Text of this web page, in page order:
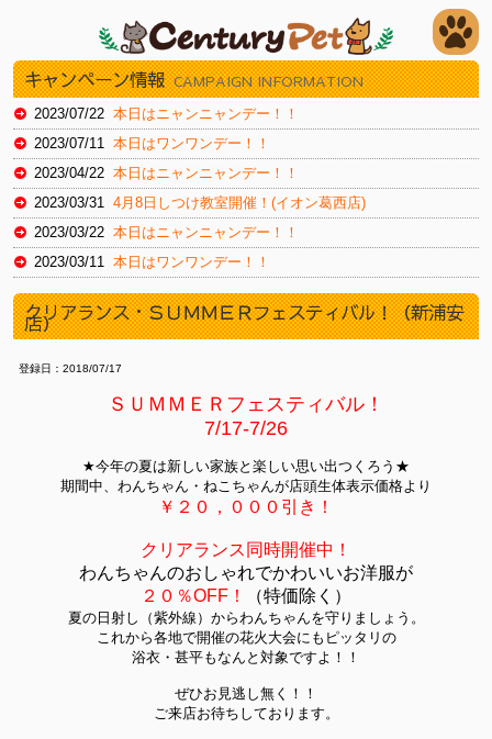
キャンペーン情報 CAMPAIGN INFORMATION
2023/07/22 本日はニャンニャンデー！！
2023/07/11 本日はワンワンデー！！
2023/04/22 本日はニャンニャンデー！！
2023/03/31 4月8日しつけ教室開催！(イオン葛西店)
2023/03/22 本日はニャンニャンデー！！
2023/03/11 本日はワンワンデー！！
2023/02/22本日はスーパーニャンニャンデー！
2023/02/11本日はワンワンデー！
2022/12/22本日はニャンニャンデー！
2022/11/19本日よりチラシセール！！（湘南藤沢店）
BLACK FRIDAY！（イオン葛西店）
ワンちゃん・ネコちゃん・ハムちゃんたちも10%オフセ
ール！！（新浦安店）
練馬平和台店11周年記念イベント
2019/04/27☆☆GWフェア☆☆
11/1『犬の日』フェア（新浦安店）
店頭ワゴン販売『ワゴンマルシェ』（新浦安店）
大特価ワゴンセール（新浦安店）
クリアランス・ＳＵＭＭＥＲフェスティバル！（新浦安
店）
登録日：2018/07/17
ＳＵＭＭＥＲフェスティバル！
7/17-7/26
★今年の夏は新しい家族と楽しい思い出つくろう★
期間中、わんちゃん・ねこちゃんが店頭生体表示価格より
￥２０，０００引き！
クリアランス同時開催中！
わんちゃんのおしゃれでかわいいお洋服が
２０％OFF！
（特価除く）
夏の日射し（紫外線）からわんちゃんを守りましょう。
これから各地で開催の花火大会にもピッタリの
浴衣・甚平もなんと対象ですよ！！
ぜひお見逃し無く！！
ご来店お待ちしております。